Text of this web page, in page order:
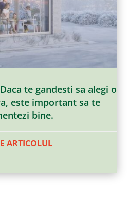
te gandesti sa alegi o
este important sa te
bine.
ARTICOLUL